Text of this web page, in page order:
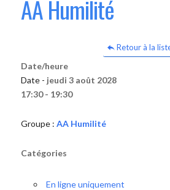
AA Humilité
Retour à la
Date/heure
Date - jeudi 3 août 2028
17:30 - 19:30
Groupe : AA Humilité
Catégories
En ligne uniquement